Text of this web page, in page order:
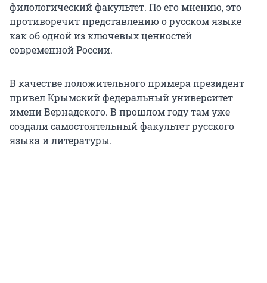
филологический факультет. По его мнению, это
противоречит представлению о русском языке
как об одной из ключевых ценностей
современной России.
В качестве положительного примера президент
привел Крымский федеральный университет
имени Вернадского. В прошлом году там уже
создали самостоятельный факультет русского
языка и литературы.